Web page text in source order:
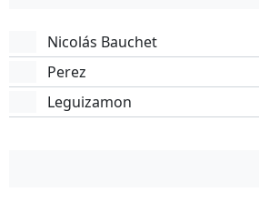
Nicolás Bauchet
Perez
Leguizamon